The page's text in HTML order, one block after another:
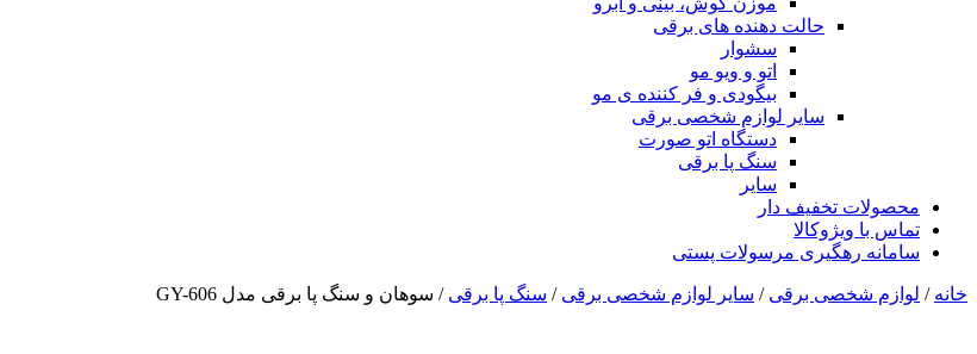
حالت دهنده های برقی
سشوار
اتو و ویو مو
بیگودی و فر کننده ی مو
سایر لوازم شخصی برقی
دستگاه اتو صورت
سنگ پا برقی
سایر
محصولات تخفیف دار
تماس با ویژوکالا
سامانه رهگیری مرسولات پستی
خانه / لوازم شخصی برقی / سایر لوازم شخصی برقی / سنگ پا برقی / سوهان و سنگ پا برقی مدل GY-606